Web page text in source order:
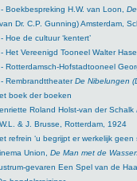
Boekbespreking H.W. van Loon,
Dr. C.P. Gunning) Amsterdam,
de cultuur ‘kentert’
Het Vereenigd Tooneel Walter
Rotterdamsch-Hofstadtooneel
RembrandttheaterDe Nibelungen
boek der boeken
Roland Holst-van der Schalk
W.L. & J. Brusse, Rotterdam, 1924
refrein ‘u begrijpt er werkelijk geen
Union, De Man met de
gevaren Een Spel van de